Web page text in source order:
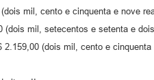
mil, cento e cinquenta e nove
(dois mil, setecentos e setenta e
2.159,00 (dois mil, cento e